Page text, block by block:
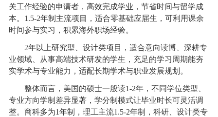
关工作经验的申请者，高效完成学业，节省时间与留学成
本。1.5-2年制主流项目，适合零基础应届生，可利用课余
时间参与实习，积累海外职场经验。
2年以上研究型、设计类项目，适合意向读博、深耕专
业领域、从事高端技术研发的学生，充足的学习周期能夯
实学术与专业能力，适配长期学术与职业发展规划。
整体而言，美国的硕士一般读1-2年，不同学位类型、
专业方向学制差异显著，学分制模式让毕业时长可灵活调
整。商科多为1年制，理工主流1.5-2年制，科研、设计类专